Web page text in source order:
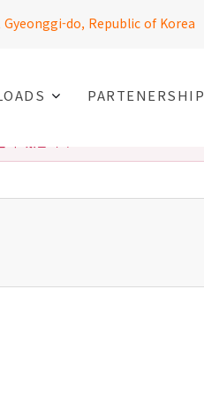
do, Republic of Korea
PARTENERSHIP